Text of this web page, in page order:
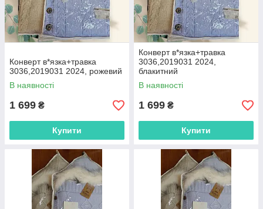
Конверт в*язка+травка
3036,2019031 2024, рожевий
В наявності
1 699 ₴
Купити
Конверт в*язка+травка
3036,2019031 2024,
блакитний
В наявності
1 699 ₴
Купити